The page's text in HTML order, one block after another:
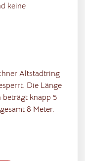
keine
Altstadtring
Die Länge
knapp 5
8 Meter.